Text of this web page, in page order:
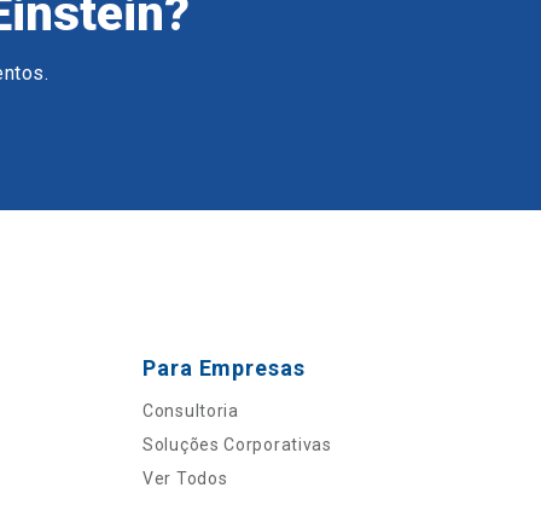
Para Empresas
Consultoria
Soluções Corporativas
Ver Todos